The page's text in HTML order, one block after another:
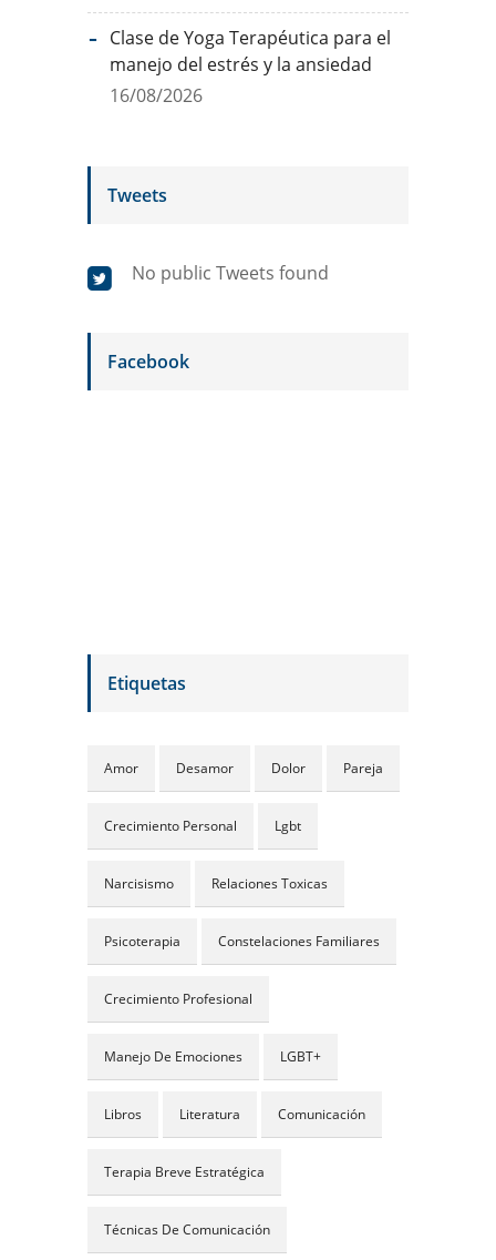
Clase de Yoga Terapéutica para el
manejo del estrés y la ansiedad
16/08/2026
Tweets
No public Tweets found
Facebook
Etiquetas
Amor Desamor Dolor Pareja
Crecimiento Personal Lgbt
Narcisismo Relaciones Toxicas
Psicoterapia Constelaciones Familiares
Crecimiento Profesional
Manejo De Emociones LGBT+
Libros Literatura Comunicación
Terapia Breve Estratégica
Técnicas De Comunicación